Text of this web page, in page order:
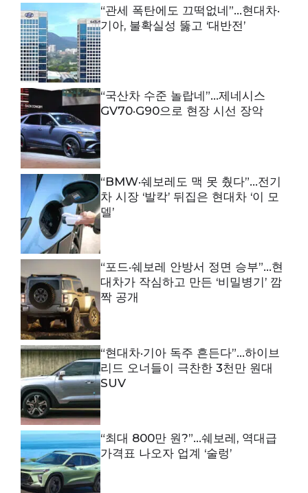
“관세 폭탄에도 끄떡없네”…현대차·
기아, 불확실성 뚫고 ‘대반전’
“국산차 수준 놀랍네”…제네시스
GV70·G90으로 현장 시선 장악
“BMW·쉐보레도 맥 못 췄다”…전기
차 시장 ‘발칵’ 뒤집은 현대차 ‘이 모
델’
“포드·쉐보레 안방서 정면 승부”…현
대차가 작심하고 만든 ‘비밀병기’ 깜
짝 공개
“현대차·기아 독주 흔든다”…하이브
리드 오너들이 극찬한 3천만 원대
SUV
“최대 800만 원?”…쉐보레, 역대급
가격표 나오자 업계 ‘술렁’